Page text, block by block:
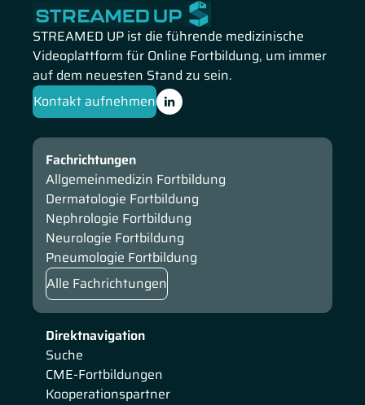
STREAMED UP ist die führende medizinische
Videoplattform für Online Fortbildung, um immer
auf dem neuesten Stand zu sein.
Kontakt aufnehmen
Direktnavigation
Suche
CME-Fortbildungen
Kooperationspartner
Fachrichtungen
Allgemeinmedizin Fortbildung
Dermatologie Fortbildung
Nephrologie Fortbildung
Neurologie Fortbildung
Pneumologie Fortbildung
Alle Fachrichtungen